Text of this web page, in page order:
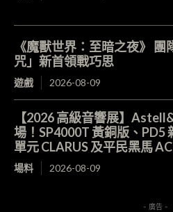
《魔獸世界：至暗之夜》
咒」新首領戰巧思
遊戲 2026-08-09
【2026 高級音響展】
場！SP4000T 黃銅版、PD5
單元 CLARUS 及平民黑馬
場料 2026-08-09
- 廣告 -